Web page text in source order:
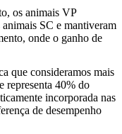
os animais VP
SC e mantiveram
onde o ganho de
que consideramos mais
representa 40% do
incorporada nas
de desempenho